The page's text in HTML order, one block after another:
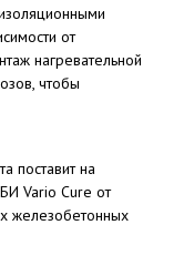
от
нагревательной
чтобы
поставит на
Vario Cure от
железобетонных